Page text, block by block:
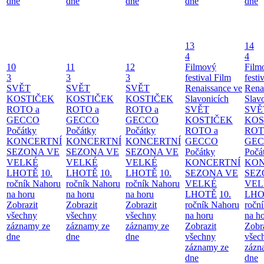
10
3
SVĚT
KOSTIČEK
ROTO a
GECCO
Počátky
KONCERTNÍ
SEZONA VE
VELKÉ
LHOTĚ 10.
ročník Nahoru
na horu
Zobrazit
všechny
záznamy ze
dne
11
3
SVĚT
KOSTIČEK
ROTO a
GECCO
Počátky
KONCERTNÍ
SEZONA VE
VELKÉ
LHOTĚ 10.
ročník Nahoru
na horu
Zobrazit
všechny
záznamy ze
dne
12
3
SVĚT
KOSTIČEK
ROTO a
GECCO
Počátky
KONCERTNÍ
SEZONA VE
VELKÉ
LHOTĚ 10.
ročník Nahoru
na horu
Zobrazit
všechny
záznamy ze
dne
13
4
Filmový
festival Film
Renaissance ve
Slavonicích
SVĚT
KOSTIČEK
ROTO a
GECCO
Počátky
KONCERTNÍ
SEZONA VE
VELKÉ
LHOTĚ 10.
ročník Nahoru
na horu
Zobrazit
všechny
záznamy ze
dne
14
4
na
dne